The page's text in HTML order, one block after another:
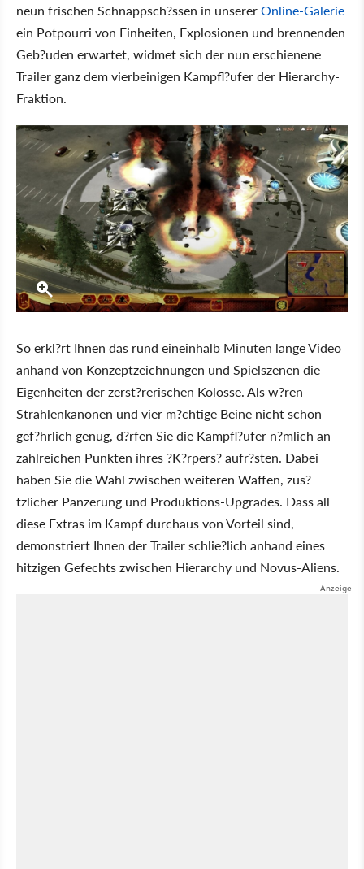
neun frischen Schnappsch?ssen in unsererOnline-Galerie
ein Potpourri von Einheiten, Explosionen und brennenden
Geb?uden erwartet, widmet sich der nun erschienene
Trailer ganz dem vierbeinigen Kampfl?ufer der Hierarchy-
Fraktion.
So erkl?rt Ihnen das rund eineinhalb Minuten lange Video
anhand von Konzeptzeichnungen und Spielszenen die
Eigenheiten der zerst?rerischen Kolosse. Als w?ren
Strahlenkanonen und vier m?chtige Beine nicht schon
gef?hrlich genug, d?rfen Sie die Kampfl?ufer n?mlich an
zahlreichen Punkten ihres ?K?rpers? aufr?sten. Dabei
haben Sie die Wahl zwischen weiteren Waffen, zus?
tzlicher Panzerung und Produktions-Upgrades. Dass all
diese Extras im Kampf durchaus von Vorteil sind,
demonstriert Ihnen der Trailer schlie?lich anhand eines
hitzigen Gefechts zwischen Hierarchy und Novus-Aliens.